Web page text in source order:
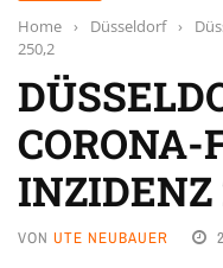
Home › Düsseldorf ›
250,2
CORONA-
INZIDENZ
VON UTE NEUBAUER